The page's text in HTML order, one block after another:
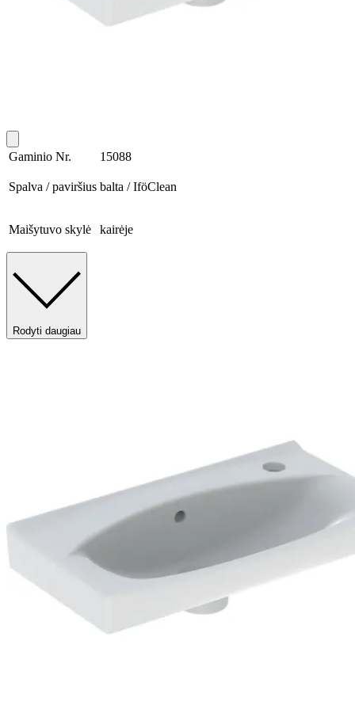
Gaminio Nr. 15088
Spalva / paviršius balta / IföClean
Maišytuvo skylė kairėje
Rodyti daugiau